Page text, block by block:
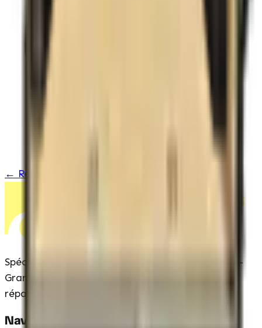
Toit en aluminium d&rsquo;une seule pièce
← Retour à l'inventaire
Remorques
Pelchat
Spécialistes des remorques à Saint-Alphonse-de-
Granby. Entretien complet, inspections et
réparations fiables.
Navigation